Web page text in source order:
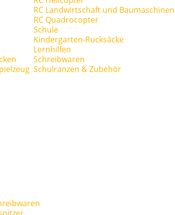
RC Landwirtschaft und Baumaschinen
RC Quadrocopter
Schule
Kindergarten-Rucksäcke
Lernhilfen
Schreibwaren
Schulranzen & Zubehör